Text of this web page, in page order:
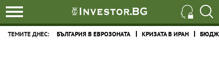
ТЕМИТЕ ДНЕС: БЪЛГАРИЯ В ЕВРОЗОНАТА КРИЗАТА В ИРАН